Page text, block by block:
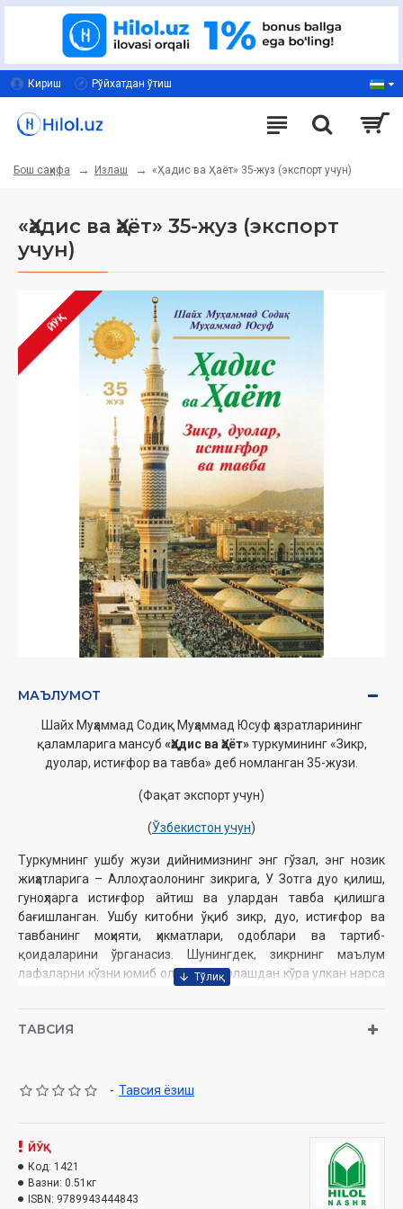
Кириш Рўйхатдан ўтиш
Бош саҳифа Излаш «Ҳадис ва Ҳаёт» 35-жуз (экспорт учун)
«Ҳадис ва Ҳаёт» 35-жуз (экспорт
учун)
ЙЎҚ
МАЪЛУМОТ
Шайх Муҳаммад Содиқ Муҳаммад Юсуф ҳазратларининг
қаламларига мансуб «Ҳадис ва Ҳаёт»туркумининг «Зикр,
дуолар, истиғфор ва тавба» деб номланган 35-жузи.
(Фақат экспорт учун)
(Ўзбекистон учун)
Туркумнинг ушбу жузи дийнимизнинг энг гўзал, энг нозик
жиҳатларига – Аллоҳ таолонинг зикрига, У Зотга дуо қилиш,
гуноҳларга истиғфор айтиш ва улардан тавба қилишга
бағишланган. Ушбу китобни ўқиб зикр, дуо, истиғфор ва
тавбанинг моҳияти, ҳикматлари, одоблари ва тартиб-
қоидаларини ўрганасиз. Шунингдек, зикрнинг маълум
лафзларни кўзни юмиб олиб такрорлашдан кўра улкан нарса
талаффуз қилишдан кўра умуман бошқа бир ҳол эканини,
Муаллиф: Шайх Муҳаммад Содиқ Муҳаммад Юсуф
тавба китоби
Нашриёт
Сана : 2016 йил
Ҳажми : 360 бет
ТАВСИЯ
- Тавсия ёзиш
ЙЎҚ
Код: 1421
Вазни: 0.51кг
ISBN: 9789943444843